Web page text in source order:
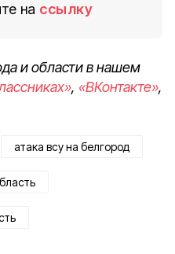
на ссылку
и области в нашем
, «ВКонтакте»,
атака всу на белгород